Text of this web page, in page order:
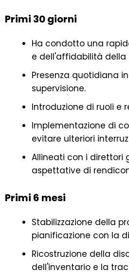
Primi 30 giorni
Ha condotto una
e dell'affidabilità della
Presenza quotidiana
supervisione.
Introduzione di ruoli e
Implementazione di
evitare ulteriori
Allineati con i direttori
aspettative di
Primi 6 mesi
Stabilizzazione della
pianificazione con la
Ricostruzione della
dell'inventario e la